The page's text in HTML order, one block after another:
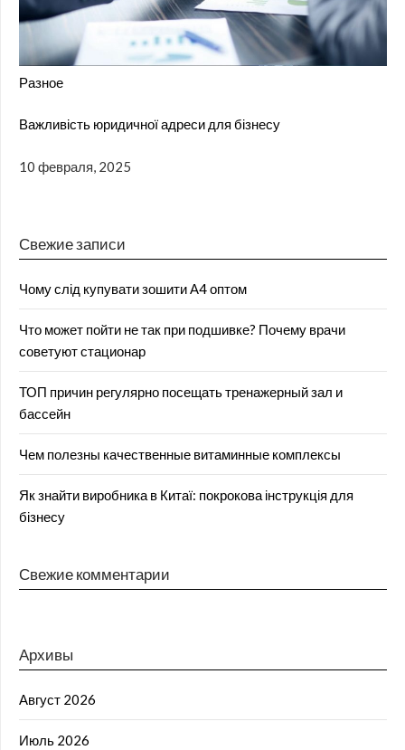
Разное
Важливість юридичної адреси для бізнесу
10 февраля, 2025
Свежие записи
Чому слід купувати зошити А4 оптом
Что может пойти не так при подшивке? Почему врачи
советуют стационар
ТОП причин регулярно посещать тренажерный зал и
бассейн
Чем полезны качественные витаминные комплексы
Як знайти виробника в Китаї: покрокова інструкція для
бізнесу
Свежие комментарии
Архивы
Август 2026
Июль 2026